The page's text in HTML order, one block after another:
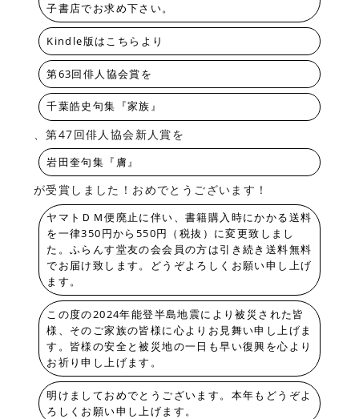
子書店でお求め下さい。
Kindle版はこちらより
第63回俳人協会賞を
千葉皓史句集『家族』
、第47回俳人協会新人賞を
岩田奎句集『膚』
が受賞しました！おめでとうございます！
ヤマトＤＭ便廃止に伴い、書籍購入時にかかる送料
を一律350円から550円（税抜）に変更致しまし
た。ふらんす堂友の会会員の方は引き続き送料無料
でお届け致します。どうぞよろしくお願い申し上げ
ます。
この度の2024年能登半島地震により被災された皆
様、そのご家族の皆様に心よりお見舞い申し上げま
す。皆様の安全と被災地の一日も早い復興を心より
お祈り申し上げます。
明けましておめでとうございます。本年もどうぞよ
ろしくお願い申し上げます。